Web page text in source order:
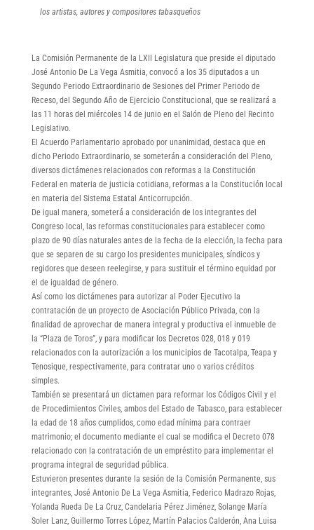
los artistas, autores y compositores tabasqueños
La Comisión Permanente de la LXII Legislatura que preside el diputado
José Antonio De La Vega Asmitia, convocó a los 35 diputados a un
Segundo Periodo Extraordinario de Sesiones del Primer Periodo de
Receso, del Segundo Año de Ejercicio Constitucional, que se realizará a
las 11 horas del miércoles 14 de junio en el Salón de Pleno del Recinto
Legislativo.
El Acuerdo Parlamentario aprobado por unanimidad, destaca que en
dicho Periodo Extraordinario, se someterán a consideración del Pleno,
diversos dictámenes relacionados con reformas a la Constitución
Federal en materia de justicia cotidiana, reformas a la Constitución local
en materia del Sistema Estatal Anticorrupción.
De igual manera, someterá a consideración de los integrantes del
Congreso local, las reformas constitucionales para establecer como
plazo de 90 días naturales antes de la fecha de la elección, la fecha para
que se separen de su cargo los presidentes municipales, síndicos y
regidores que deseen reelegirse, y para sustituir el término equidad por
el de igualdad de género.
Así como los dictámenes para autorizar al Poder Ejecutivo la
contratación de un proyecto de Asociación Público Privada, con la
finalidad de aprovechar de manera integral y productiva el inmueble de
la “Plaza de Toros”, y para modificar los Decretos 028, 018 y 019
relacionados con la autorización a los municipios de Tacotalpa, Teapa y
Tenosique, respectivamente, para contratar uno o varios créditos
simples.
También se presentará un dictamen para reformar los Códigos Civil y el
de Procedimientos Civiles, ambos del Estado de Tabasco, para establecer
la edad de 18 años cumplidos, como edad mínima para contraer
matrimonio; el documento mediante el cual se modifica el Decreto 078
relacionado con la contratación de un empréstito para implementar el
programa integral de seguridad pública.
Estuvieron presentes durante la sesión de la Comisión Permanente, sus
integrantes, José Antonio De La Vega Asmitia, Federico Madrazo Rojas,
Yolanda Rueda De La Cruz, Candelaria Pérez Jiménez, Solange María
Soler Lanz, Guillermo Torres López, Martín Palacios Calderón, Ana Luisa